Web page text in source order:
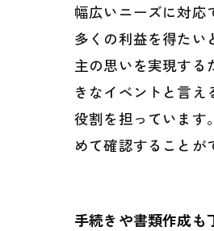
幅広いニーズに対応
多くの利益を得たい
主の思いを実現する
きなイベントと言
役割を担っています
めて確認することが
手続きや書類作成